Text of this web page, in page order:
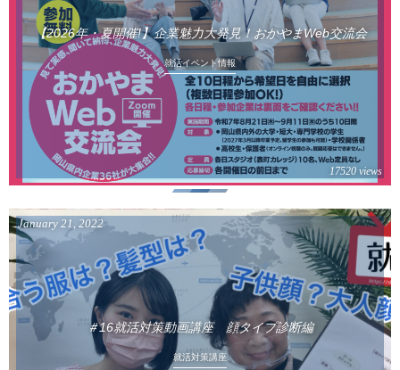
【2026年・夏開催!】企業魅力大発見！おかやまWeb交流会
就活イベント情報
17520 views
＃16就活対策動画講座 顔タイプ診断編
January 21 2022
就活対策講座